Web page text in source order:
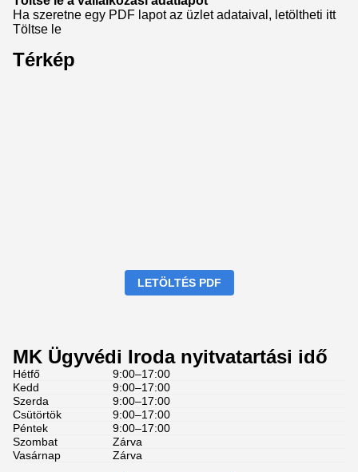
Ha szeretne egy PDF lapot az üzlet adataival, letöltheti itt
Töltse le
Térkép
LETÖLTÉS PDF
MK Ügyvédi Iroda nyitvatartási idő
Hétfő
9:00–17:00
Kedd
9:00–17:00
Szerda
9:00–17:00
Csütörtök
9:00–17:00
Péntek
9:00–17:00
Szombat
Zárva
Vasárnap
Zárva